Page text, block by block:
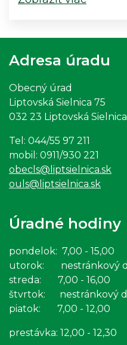
Adresa úradu
Obecný úrad
Liptovská Sielnica 75
032 23 Liptovská Sielnica
Tel: 044/55 97 211
mobil: 0911/930 221
obecls@liptsielnica.sk
ouls@liptsielnica.sk
Úradné hodiny
pondelok: 7,00 - 15,00
utorok: nestránkový
streda: 7,00 - 16,00
štvrtok: nestránkový
piatok: 7,00 - 12,00
prestávka: 12,00 - 12,30